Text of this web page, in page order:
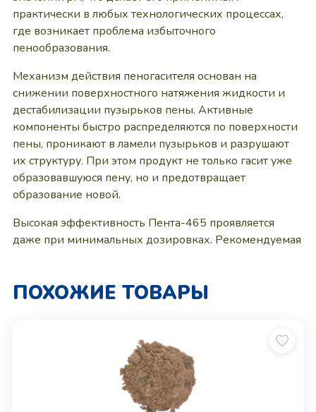
практически в любых технологических процессах,
где возникает проблема избыточного
пенообразования.
Механизм действия пеногасителя основан на
снижении поверхностного натяжения жидкости и
дестабилизации пузырьков пены. Активные
компоненты быстро распределяются по поверхности
пены, проникают в ламели пузырьков и разрушают
их структуру. При этом продукт не только гасит уже
образовавшуюся пену, но и предотвращает
образование новой.
Высокая эффективность Пента-465 проявляется
даже при минимальных дозировках. Рекомендуемая
ПОХОЖИЕ ТОВАРЫ